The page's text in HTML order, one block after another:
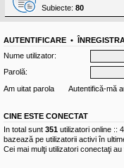
Subiecte: 80
AUTENTIFICARE •
Nume utilizator:
Parolă:
Am uitat parola
Autentifică-mă
CINE ESTE CONECTAT
In total sunt 351 utilizatori online ::
bazează pe utilizatorii activi în
Cei mai mulţi utilizatori conectaţi au